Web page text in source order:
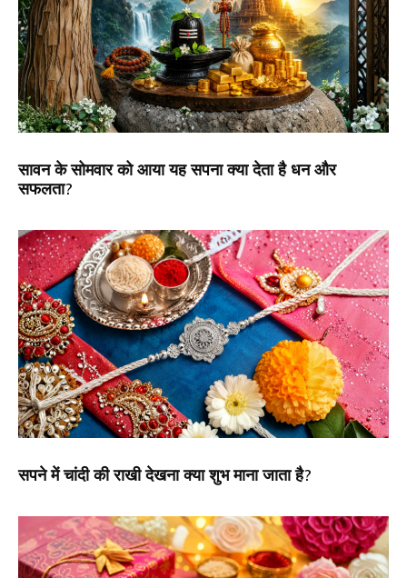
सावन के सोमवार को आया यह सपना क्या देता है धन और
सफलता?
सपने में चांदी की राखी देखना क्या शुभ माना जाता है?